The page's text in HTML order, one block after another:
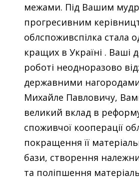
межами. Під Вашим
прогресивним
облспоживспілка стала
кращих в Україні . Ваші
роботі неодноразово
державними
Михайле Павловичу,
великий вклад в
споживчої кооперації
покращення її
бази, створення
та поліпшення